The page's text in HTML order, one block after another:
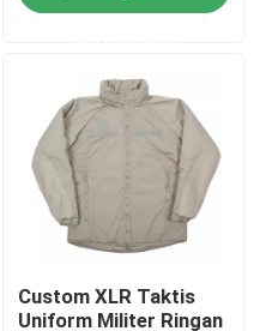
Custom XLR Taktis
Uniform Militer Ringan